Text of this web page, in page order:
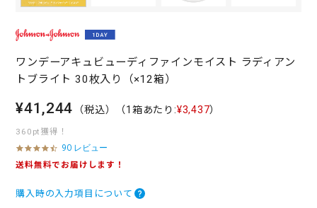
ワンデーアキュビューディファインモイスト ラディアン
トブライト 30枚入り（×12箱）
¥41,244 （税込） （1箱あたり:¥3,437）
360pt獲得！
4
.
t
90 レビュー
送料無料でお届けします！
購入時の入力項目について